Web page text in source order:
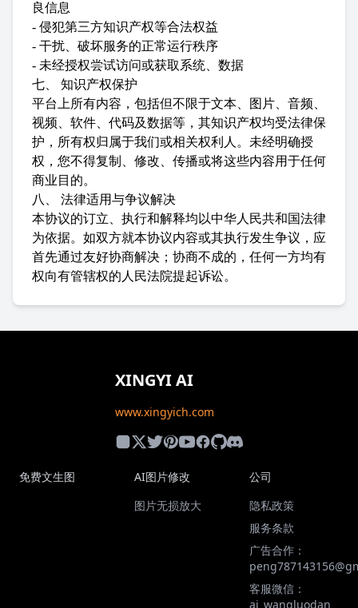
良信息
- 侵犯第三方知识产权等合法权益
- 干扰、破坏服务的正常运行秩序
- 未经授权尝试访问或获取系统、数据
七、 知识产权保护
平台上所有内容，包括但不限于文本、图片、音频、
视频、软件、代码及数据等，其知识产权均受法律保
护，所有权归属于我们或相关权利人。未经明确授
权，您不得复制、修改、传播或将这些内容用于任何
商业目的。
八、 法律适用与争议解决
本协议的订立、执行和解释均以中华人民共和国法律
为依据。如双方就本协议内容或其执行发生争议，应
首先通过友好协商解决；协商不成的，任何一方均有
权向有管辖权的人民法院提起诉讼。
XINGYI AI
www.xingyich.com
免费文生图
AI图片修改
图片无损放大
公司
隐私政策
服务条款
广告合作：
客服微信：
ai_wangluodan